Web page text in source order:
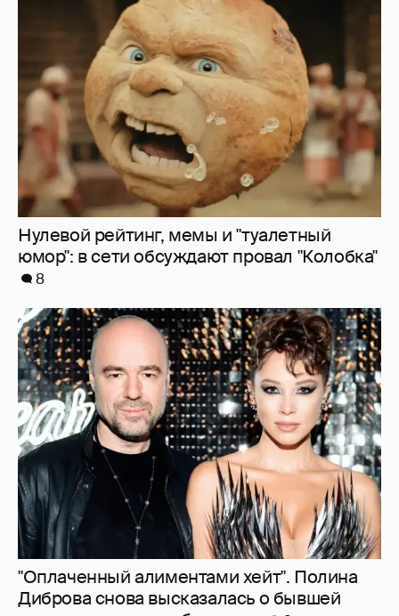
Нулевой рейтинг, мемы и "туалетный
юмор": в сети обсуждают провал "Колобка"
"Оплаченный алиментами хейт". Полина
Диброва снова высказалась о бывшей
жене своего возлюбленного
9